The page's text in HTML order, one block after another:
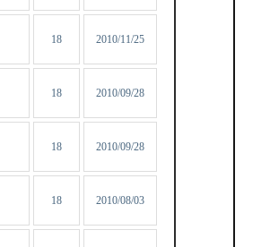
18 2010/11/25
18 2010/09/28
18 2010/09/28
18 2010/08/03